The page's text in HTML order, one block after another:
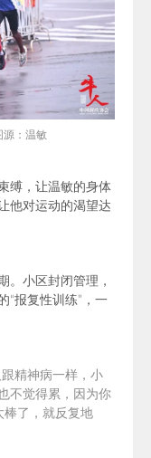
：温敏
缚，让温敏的身体
他对运动的渴望达
。小区封闭管理，
“报复性训练”，一
精神病一样，小
不觉得累，因为你
了，就反复地